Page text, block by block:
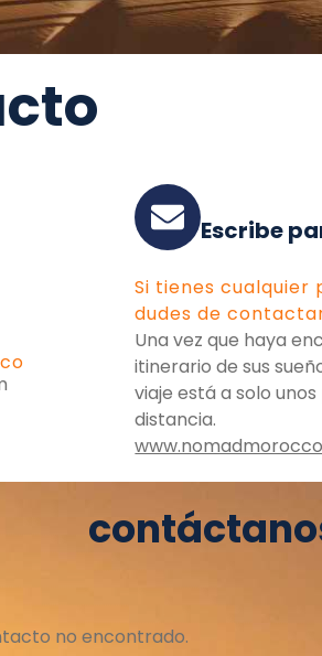
Escribe
Si tienes cualquier
dudes de
Una vez que haya
itinerario de sus
viaje está a solo
distancia.
no encontrado.